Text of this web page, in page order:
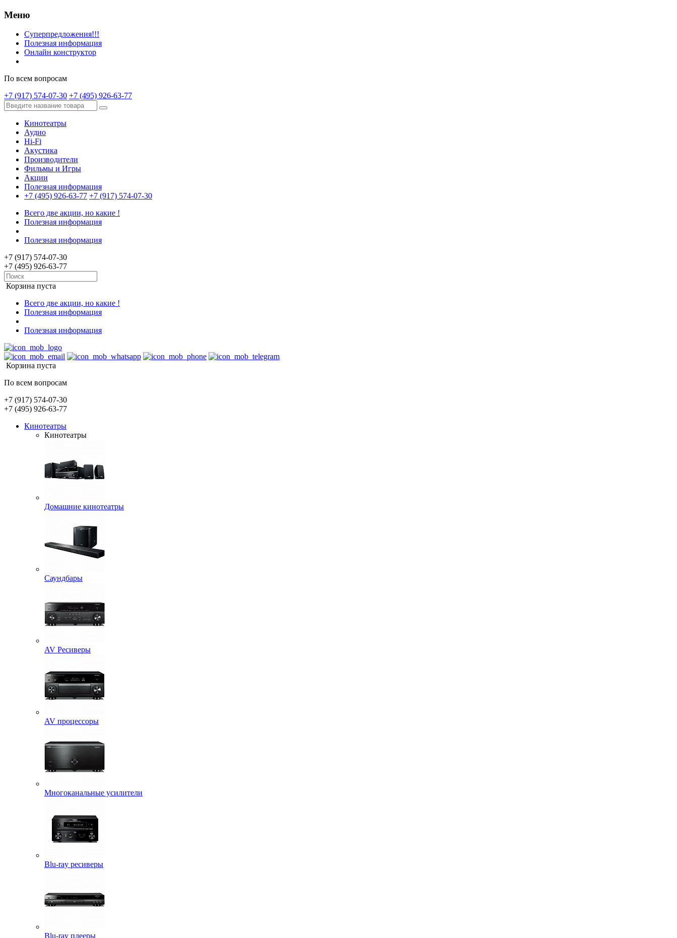
Меню
Суперпредложения!!!
Полезная информация
Онлайн конструктор
По всем вопросам
+7 (917) 574-07-30 +7 (495) 926-63-77
Кинотеатры
Аудио
Hi-Fi
Акустика
Производители
Фильмы и Игры
Акции
Полезная информация
+7 (495) 926-63-77 +7 (917) 574-07-30
Всего две акции, но какие !
Полезная информация
Полезная информация
+7 (917) 574-07-30
+7 (495) 926-63-77
Корзина пуста
Всего две акции, но какие !
Полезная информация
Полезная информация
Корзина пуста
По всем вопросам
+7 (917) 574-07-30
+7 (495) 926-63-77
Кинотеатры
Кинотеатры
Домашние кинотеатры
Саундбары
AV Ресиверы
AV процессоры
Многоканальные усилители
Blu-ray ресиверы
Blu-ray плееры